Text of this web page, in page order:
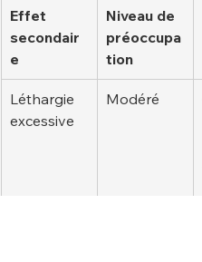
Effet
secondair
e
Niveau de
préoccupa
tion
Léthargie
excessive
Modéré